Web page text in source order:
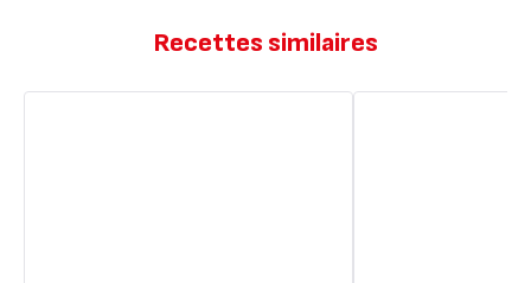
Recettes similaires